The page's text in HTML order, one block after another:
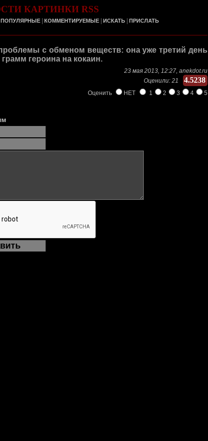
КАРТИНКИ RSS
ПОПУЛЯРНЫЕ КОММЕНТИРУЕМЫЕ ИСКАТЬ ПРИСЛАТЬ
с обменом веществ: она уже третий день
героина на кокаин.
23 мая 2013, 12:27, anekdot.ru
Оценили: 21 4.5238
Оценить НЕТ 1 2 3 4 5